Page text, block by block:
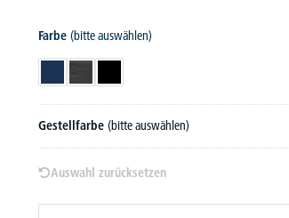
Farbe (bitte auswählen)
Gestellfarbe (bitte auswählen)
Auswahl zurücksetzen